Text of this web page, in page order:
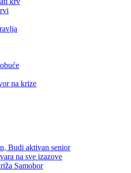
na krize
Budi aktivan senior
na sve izazove
Samobor